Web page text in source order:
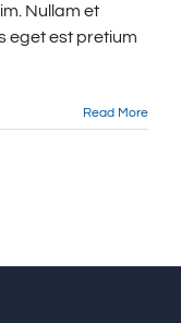
Nullam et
eget est pretium
Read More